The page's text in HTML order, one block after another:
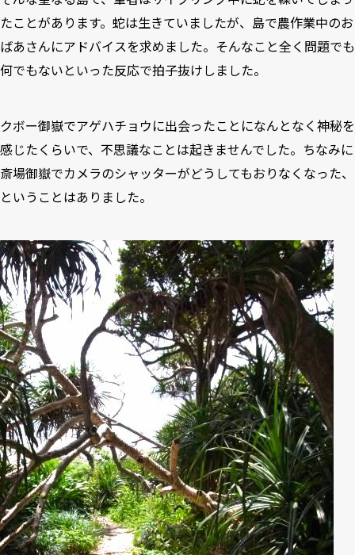
たことがあります。蛇は生きていましたが、島で農作業中のお
ばあさんにアドバイスを求めました。そんなこと全く問題でも
何でもないといった反応で拍子抜けしました。
クボー御嶽でアゲハチョウに出会ったことになんとなく神秘を
感じたくらいで、不思議なことは起きませんでした。ちなみに
斎場御嶽でカメラのシャッターがどうしてもおりなくなった、
ということはありました。